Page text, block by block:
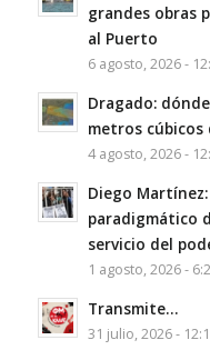
grandes obras
al Puerto
6 agosto, 2026 -
Dragado:
metros cúbicos
4 agosto, 2026 -
Diego Martínez:
paradigmático
servicio del
1 agosto, 2026 -
Transmite…
31 julio, 2026 -